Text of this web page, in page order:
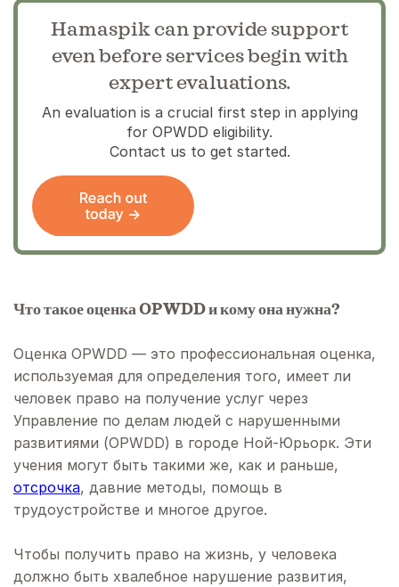
Hamaspik can provide support
even before services begin with
expert evaluations.
An evaluation is a crucial first step in applying
for OPWDD eligibility.
Contact us to get started.
Что такое оценка OPWDD и кому она нужна?
Оценка OPWDD — это профессиональная оценка,
используемая для определения того, имеет ли
человек право на получение услуг через
Управление по делам людей с нарушенными
развитиями (OPWDD) в городе Ной-Юрьорк. Эти
учения могут быть такими же, как и раньше,
отсрочка, давние методы, помощь в
трудоустройстве и многое другое.
Чтобы получить право на жизнь, у человека
должно быть хвалебное нарушение развития,